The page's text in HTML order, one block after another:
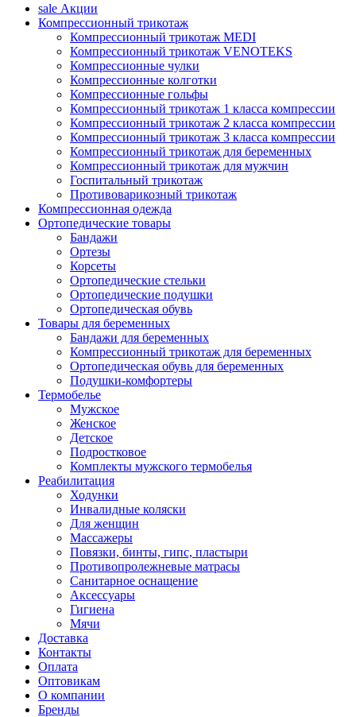
sale Акции
Компрессионный трикотаж
Компрессионный трикотаж MEDI
Компрессионный трикотаж VENOTEKS
Компрессионные чулки
Компрессионные колготки
Компрессионные гольфы
Компрессионный трикотаж 1 класса компрессии
Компрессионный трикотаж 2 класса компрессии
Компрессионный трикотаж 3 класса компрессии
Компрессионный трикотаж для беременных
Компрессионный трикотаж для мужчин
Госпитальный трикотаж
Противоварикозный трикотаж
Компрессионная одежда
Ортопедические товары
Бандажи
Ортезы
Корсеты
Ортопедические стельки
Ортопедические подушки
Ортопедическая обувь
Товары для беременных
Бандажи для беременных
Компрессионный трикотаж для беременных
Ортопедическая обувь для беременных
Подушки-комфортеры
Термобелье
Мужское
Женское
Детское
Подростковое
Комплекты мужского термобелья
Реабилитация
Ходунки
Инвалидные коляски
Для женщин
Массажеры
Повязки, бинты, гипс, пластыри
Противопролежневые матрасы
Санитарное оснащение
Аксессуары
Гигиена
Мячи
Доставка
Контакты
Оплата
Оптовикам
О компании
Бренды